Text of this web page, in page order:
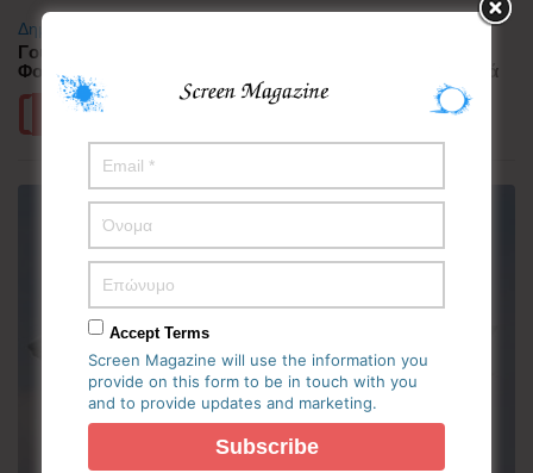
Δημοφιλή
Γουατεμάλα: Σε ύφεση η δραστηριότητα του ηφαιστείου
Φουέγο – 1.700 άνθρωποι απομακρύνθηκαν προληπτικά
Περισσότερα
Accept Terms
Screen Magazine will use the information you
provide on this form to be in touch with you
and to provide updates and marketing.